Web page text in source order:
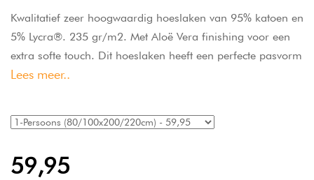
Kwalitatief zeer hoogwaardig hoeslaken van 95% katoen en
5% Lycra®. 235 gr/m2. Met Aloë Vera finishing voor een
extra softe touch. Dit hoeslaken heeft een perfecte pasvorm
door het elastiek rondom, is strijk- en kreukvrij en pilt niet.
van 30 cm.
Lees meer..
59,95